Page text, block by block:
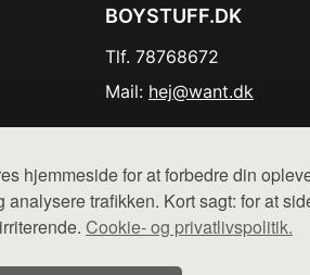
hjemmeside for at forbedre din
analysere trafikken. Kort sagt: for at
Cookie- og privatlivspolitik.
BOYSTUFF.DK
Tlf. 78768672
Mail: hej@want.dk
ikke varer fra denne side - vi